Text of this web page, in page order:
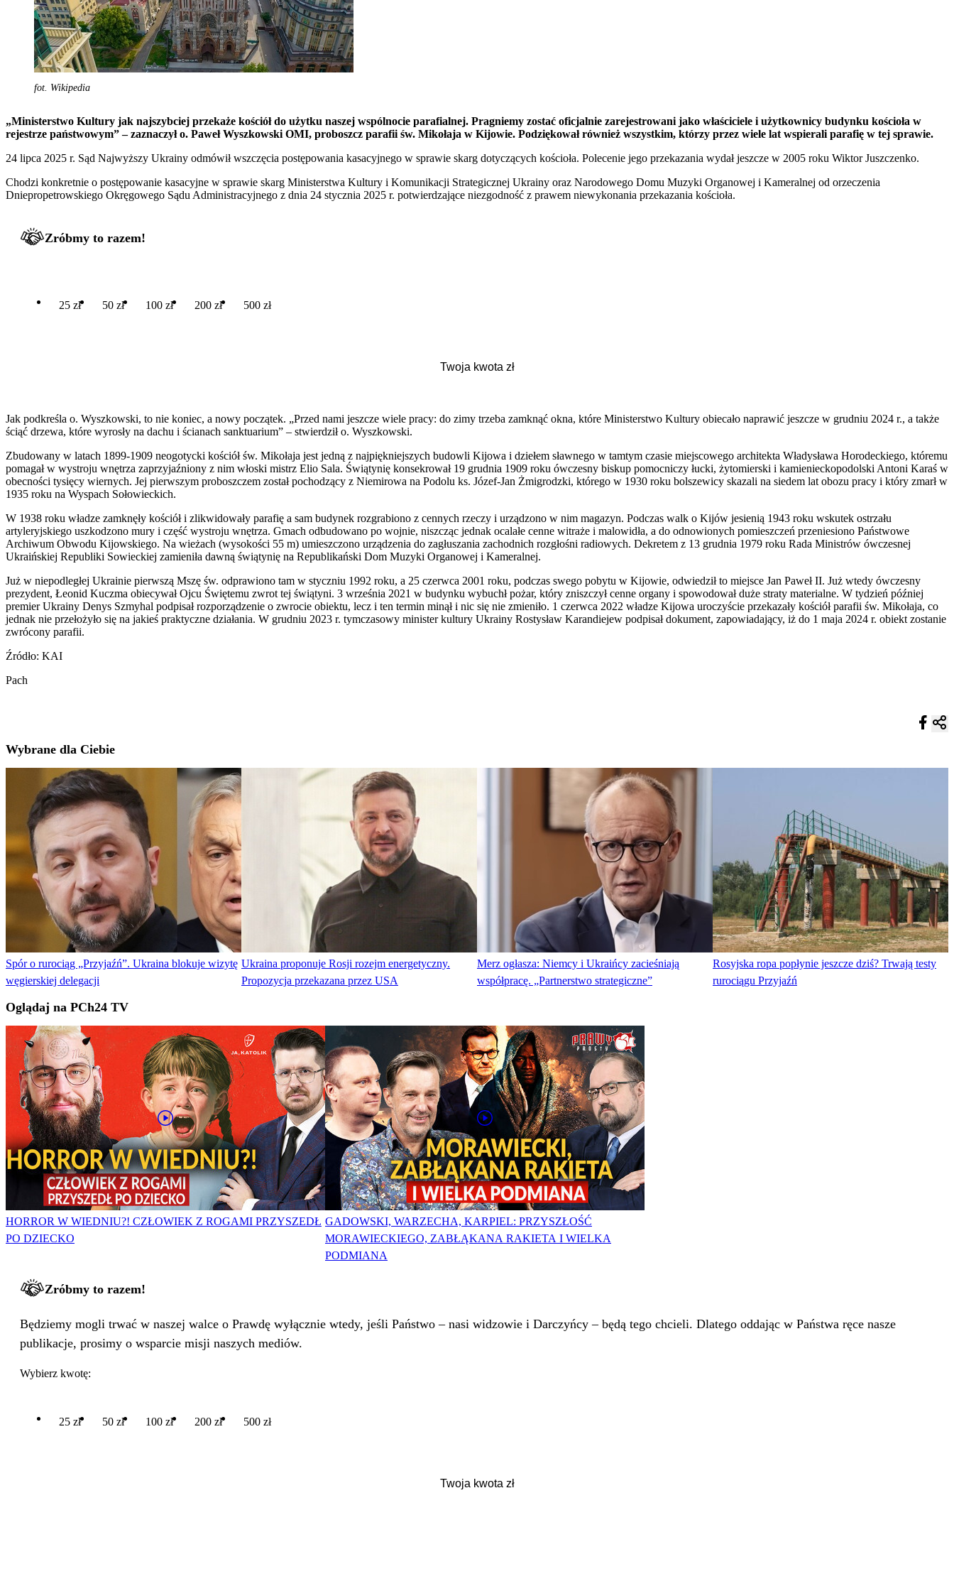
fot. Wikipedia
„Ministerstwo Kultury jak najszybciej przekaże kościół do użytku naszej wspólnocie parafialnej. Pragniemy zostać oficjalnie zarejestrowani jako właściciele i użytkownicy budynku kościoła w
rejestrze państwowym” – zaznaczył o. Paweł Wyszkowski OMI, proboszcz parafii św. Mikołaja w Kijowie. Podziękował również wszystkim, którzy przez wiele lat wspierali parafię w tej sprawie.
24 lipca 2025 r. Sąd Najwyższy Ukrainy odmówił wszczęcia postępowania kasacyjnego w sprawie skarg dotyczących kościoła. Polecenie jego przekazania wydał jeszcze w 2005 roku Wiktor Juszczenko.
Chodzi konkretnie o postępowanie kasacyjne w sprawie skarg Ministerstwa Kultury i Komunikacji Strategicznej Ukrainy oraz Narodowego Domu Muzyki Organowej i Kameralnej od orzeczenia
Dniepropetrowskiego Okręgowego Sądu Administracyjnego z dnia 24 stycznia 2025 r. potwierdzające niezgodność z prawem niewykonania przekazania kościoła.
Zróbmy to razem!
25 zł 50 zł 100 zł 200 zł 500 zł
Jak podkreśla o. Wyszkowski, to nie koniec, a nowy początek. „Przed nami jeszcze wiele pracy: do zimy trzeba zamknąć okna, które Ministerstwo Kultury obiecało naprawić jeszcze w grudniu 2024 r., a także
ściąć drzewa, które wyrosły na dachu i ścianach sanktuarium” – stwierdził o. Wyszkowski.
Zbudowany w latach 1899-1909 neogotycki kościół św. Mikołaja jest jedną z najpiękniejszych budowli Kijowa i dziełem sławnego w tamtym czasie miejscowego architekta Władysława Horodeckiego, któremu
pomagał w wystroju wnętrza zaprzyjaźniony z nim włoski mistrz Elio Sala. Świątynię konsekrował 19 grudnia 1909 roku ówczesny biskup pomocniczy łucki, żytomierski i kamienieckopodolski Antoni Karaś w
obecności tysięcy wiernych. Jej pierwszym proboszczem został pochodzący z Niemirowa na Podolu ks. Józef-Jan Żmigrodzki, którego w 1930 roku bolszewicy skazali na siedem lat obozu pracy i który zmarł w
1935 roku na Wyspach Sołowieckich.
W 1938 roku władze zamknęły kościół i zlikwidowały parafię a sam budynek rozgrabiono z cennych rzeczy i urządzono w nim magazyn. Podczas walk o Kijów jesienią 1943 roku wskutek ostrzału
artyleryjskiego uszkodzono mury i część wystroju wnętrza. Gmach odbudowano po wojnie, niszcząc jednak ocalałe cenne witraże i malowidła, a do odnowionych pomieszczeń przeniesiono Państwowe
Archiwum Obwodu Kijowskiego. Na wieżach (wysokości 55 m) umieszczono urządzenia do zagłuszania zachodnich rozgłośni radiowych. Dekretem z 13 grudnia 1979 roku Rada Ministrów ówczesnej
Ukraińskiej Republiki Sowieckiej zamieniła dawną świątynię na Republikański Dom Muzyki Organowej i Kameralnej.
Już w niepodległej Ukrainie pierwszą Mszę św. odprawiono tam w styczniu 1992 roku, a 25 czerwca 2001 roku, podczas swego pobytu w Kijowie, odwiedził to miejsce Jan Paweł II. Już wtedy ówczesny
prezydent, Łeonid Kuczma obiecywał Ojcu Świętemu zwrot tej świątyni. 3 września 2021 w budynku wybuchł pożar, który zniszczył cenne organy i spowodował duże straty materialne. W tydzień później
premier Ukrainy Denys Szmyhal podpisał rozporządzenie o zwrocie obiektu, lecz i ten termin minął i nic się nie zmieniło. 1 czerwca 2022 władze Kijowa uroczyście przekazały kościół parafii św. Mikołaja, co
jednak nie przełożyło się na jakieś praktyczne działania. W grudniu 2023 r. tymczasowy minister kultury Ukrainy Rostysław Karandiejew podpisał dokument, zapowiadający, iż do 1 maja 2024 r. obiekt zostanie
zwrócony parafii.
Źródło: KAI
Pach
Wybrane dla Ciebie
Spór o rurociąg „Przyjaźń”. Ukraina blokuje wizytę
węgierskiej delegacji
Ukraina proponuje Rosji rozejm energetyczny.
Propozycja przekazana przez USA
Merz ogłasza: Niemcy i Ukraińcy zacieśniają
współpracę. „Partnerstwo strategiczne”
Rosyjska ropa popłynie jeszcze dziś? Trwają testy
rurociągu Przyjaźń
Oglądaj na PCh24 TV
HORROR W WIEDNIU?! CZŁOWIEK Z ROGAMI PRZYSZEDŁ
PO DZIECKO
GADOWSKI, WARZECHA, KARPIEL: PRZYSZŁOŚĆ
MORAWIECKIEGO, ZABŁĄKANA RAKIETA I WIELKA
PODMIANA
Zróbmy to razem!
Będziemy mogli trwać w naszej walce o Prawdę wyłącznie wtedy, jeśli Państwo – nasi widzowie i Darczyńcy – będą tego chcieli. Dlatego oddając w Państwa ręce nasze
publikacje, prosimy o wsparcie misji naszych mediów.
Wybierz kwotę:
25 zł 50 zł 100 zł 200 zł 500 zł